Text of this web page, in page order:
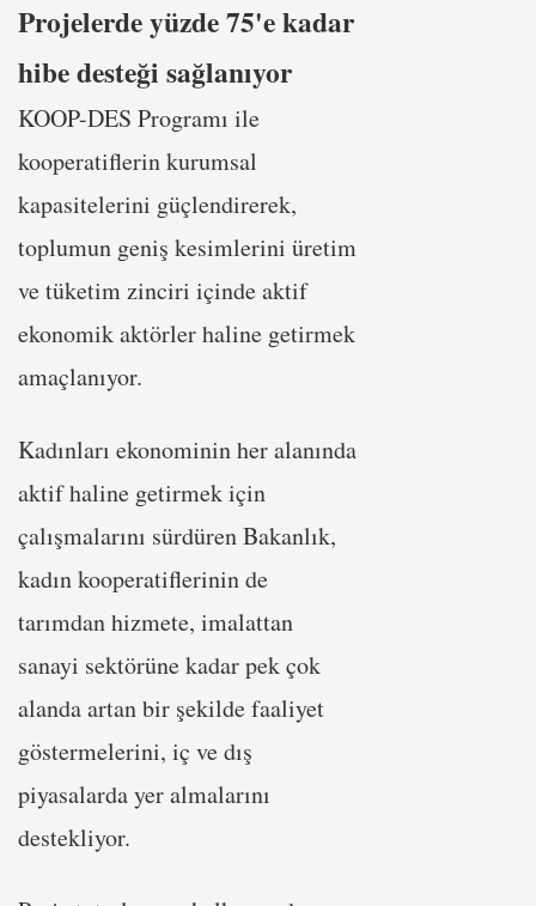
Projelerde yüzde 75'e kadar
hibe desteği sağlanıyor
KOOP-DES Programı ile
kooperatiflerin kurumsal
kapasitelerini güçlendirerek,
toplumun geniş kesimlerini üretim
ve tüketim zinciri içinde aktif
ekonomik aktörler haline getirmek
amaçlanıyor.
Kadınları ekonominin her alanında
aktif haline getirmek için
çalışmalarını sürdüren Bakanlık,
kadın kooperatiflerinin de
tarımdan hizmete, imalattan
sanayi sektörüne kadar pek çok
alanda artan bir şekilde faaliyet
göstermelerini, iç ve dış
piyasalarda yer almalarını
destekliyor.